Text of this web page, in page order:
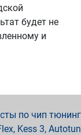
будет не
и
по чип
Kess 3,